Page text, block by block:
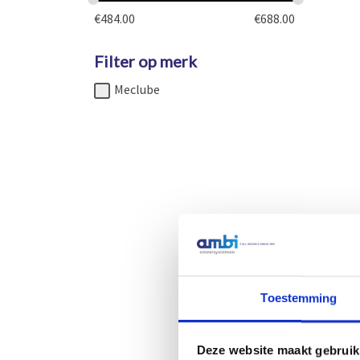
Toestemming
Deze website maakt
€492,00
€484.00 €688.00
Filter op merk
Meclube